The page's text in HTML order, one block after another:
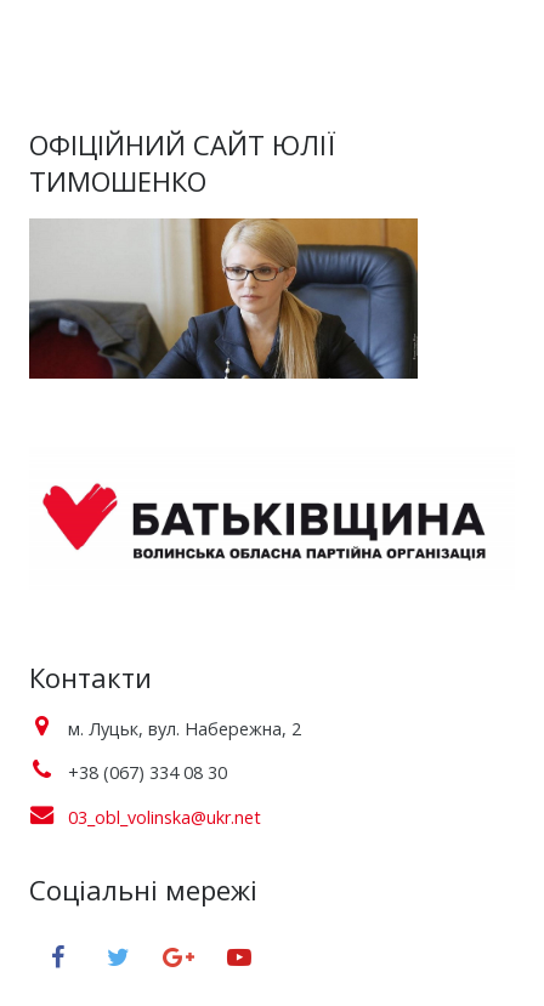
ОФІЦІЙНИЙ САЙТ ЮЛІЇ
ТИМОШЕНКО
Контакти
м. Луцьк, вул. Набережна, 2
+38 (067) 334 08 30
03_obl_volinska@ukr.net
Соціальні мережі